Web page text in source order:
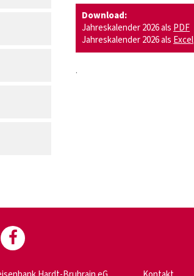
Download:
Jahreskalender 2026 alsPDF
Jahreskalender 2026 alsExcel
.